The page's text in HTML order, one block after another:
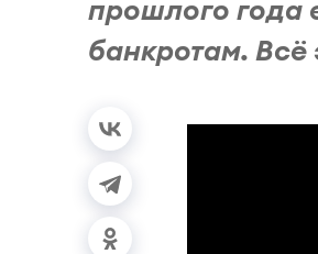
прошлого года
банкротам. Всё